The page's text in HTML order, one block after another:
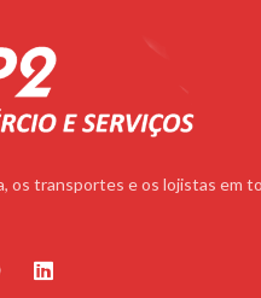
os transportes e os lojistas em